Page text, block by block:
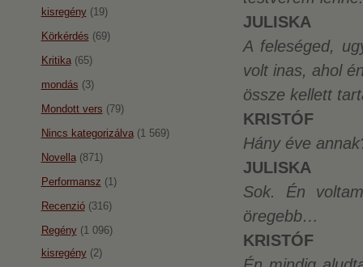
JULISKA
A feleséged,
volt inas, ahol
össze kellett
KRISTÓF
Hány éve
JULISKA
Sok. Én
öregebb…
KRISTÓF
kisregény(19)
Körkérdés (69)
Kritika(65)
mondás (3)
Mondott vers (79)
Nincs kategorizálva(1 569)
Novella(871)
Performansz (1)
Recenzió(316)
Regény(1 096)
kisregény(2)